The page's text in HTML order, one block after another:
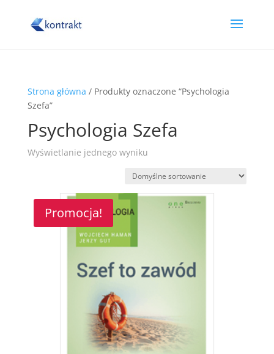
Strona główna / Produkty oznaczone “Psychologia
Szefa”
Psychologia Szefa
Wyświetlanie jednego wyniku
Promocja!